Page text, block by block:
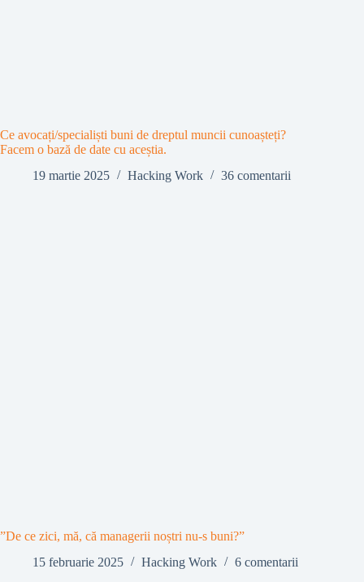
Ce avocați/specialiști buni de dreptul muncii cunoașteți?
Facem o bază de date cu aceștia.
19 martie 2025
Hacking Work 36 comentarii
”De ce zici, mă, că managerii noștri nu-s buni?”
15 februarie 2025
Hacking Work 6 comentarii